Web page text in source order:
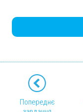
Попереднє